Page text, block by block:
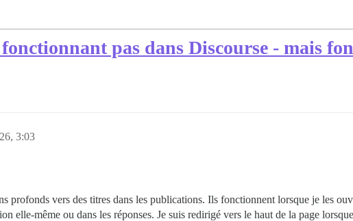
pas dans Discourse - mais
3:03
profonds vers des titres dans les publications. Ils fonctionnent lorsque je les
elle-même ou dans les réponses. Je suis redirigé vers le haut de la page